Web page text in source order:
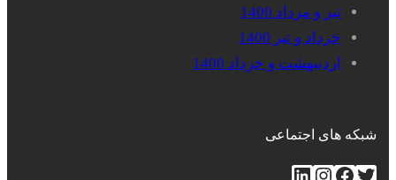
تیر و مرداد 1400
خرداد و تیر 1400
اردیبهشت و خرداد 1400
شبکه های اجتماعی
توییتر فیس‌بوکاینستاگرم لینکداین